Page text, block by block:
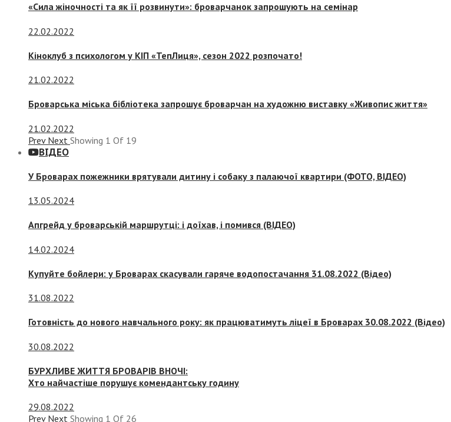
«Сила жіночності та як її розвинути»: броварчанок запрошують на семінар
22.02.2022
Кіноклуб з психологом у КІП «ТепЛиця», сезон 2022 розпочато!
21.02.2022
Броварська міська бібліотека запрошує броварчан на художню виставку «Живопис життя»
21.02.2022
Prev Next Showing 1 Of 19
ВІДЕО
У Броварах пожежники врятували дитину і собаку з палаючої квартири (ФОТО, ВІДЕО)
13.05.2024
Апгрейд у броварській маршрутці: і доїхав, і помився (ВІДЕО)
14.02.2024
Купуйте бойлери: у Броварах скасували гаряче водопостачання 31.08.2022 (Відео)
31.08.2022
Готовність до нового навчального року: як працюватимуть ліцеї в Броварах 30.08.2022 (Відео)
30.08.2022
БУРХЛИВЕ ЖИТТЯ БРОВАРІВ ВНОЧІ:
Хто найчастіше порушує комендантську годину
29.08.2022
Prev Next Showing 1 Of 26